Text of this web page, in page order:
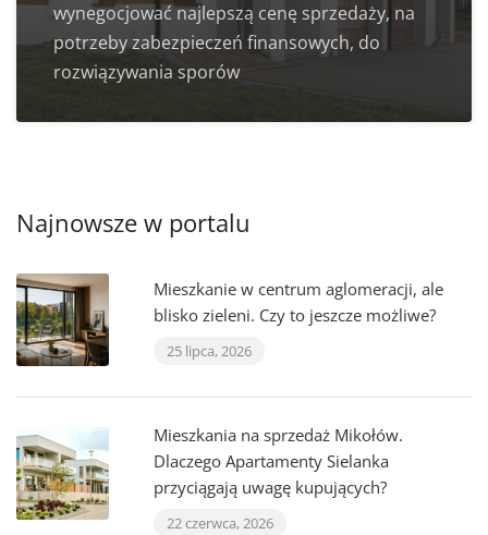
wynegocjować najlepszą cenę sprzedaży, na
potrzeby zabezpieczeń finansowych, do
rozwiązywania sporów
Najnowsze w portalu
Mieszkanie w centrum aglomeracji, ale
blisko zieleni. Czy to jeszcze możliwe?
25 lipca, 2026
Mieszkania na sprzedaż Mikołów.
Dlaczego Apartamenty Sielanka
przyciągają uwagę kupujących?
22 czerwca, 2026